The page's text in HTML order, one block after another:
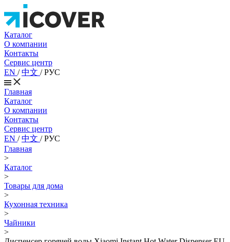
Каталог
О компании
Контакты
Сервис центр
EN /中文 /РУС
Главная
Каталог
О компании
Контакты
Сервис центр
EN /中文 /РУС
Главная
>
Каталог
>
Товары для дома
>
Кухонная техника
>
Чайники
>